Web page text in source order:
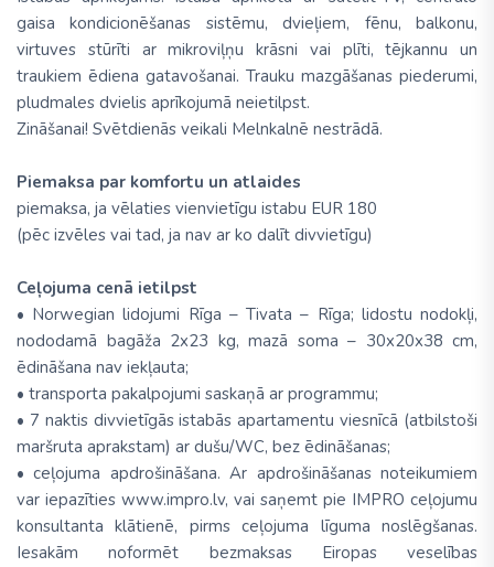
gaisa kondicionēšanas sistēmu, dvieļiem, fēnu, balkonu,
virtuves stūrīti ar mikroviļņu krāsni vai plīti, tējkannu un
traukiem ēdiena gatavošanai. Trauku mazgāšanas piederumi,
pludmales dvielis aprīkojumā neietilpst.
Zināšanai! Svētdienās veikali Melnkalnē nestrādā.
Piemaksa par komfortu un atlaides
piemaksa, ja vēlaties vienvietīgu istabu EUR 180
(pēc izvēles vai tad, ja nav ar ko dalīt divvietīgu)
Ceļojuma cenā ietilpst
• Norwegian lidojumi Rīga – Tivata – Rīga; lidostu nodokļi,
nododamā bagāža 2x23 kg, mazā soma – 30x20x38 cm,
ēdināšana nav iekļauta;
• transporta pakalpojumi saskaņā ar programmu;
• 7 naktis divvietīgās istabās apartamentu viesnīcā (atbilstoši
maršruta aprakstam) ar dušu/WC, bez ēdināšanas;
• ceļojuma apdrošināšana. Ar apdrošināšanas noteikumiem
var iepazīties www.impro.lv, vai saņemt pie IMPRO ceļojumu
konsultanta klātienē, pirms ceļojuma līguma noslēgšanas.
Iesakām noformēt bezmaksas Eiropas veselības